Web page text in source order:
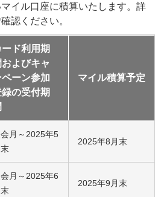
イル口座に積算いたします。詳
認ください。
ード利用期
およびキャ
ペーン参加
の受付期
マイル積算予定
会月～2025年5
2025年8月末
会月～2025年6
2025年9月末